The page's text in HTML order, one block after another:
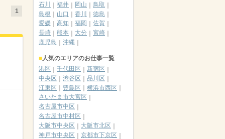
1
石川
福井 岡山
鳥取
島根
山口 香川
徳島
愛媛
高知 福岡
佐賀
長崎
熊本 大分
宮崎
鹿児島
沖縄
人気のエリアのお仕事一覧
港区
千代田区
新宿区
中央区
渋谷区
品川区
江東区
豊島区
横浜市西区
さいたま市大宮区
名古屋市中区
名古屋市中村区
大阪市中央区
大阪市北区
神戸市中央区
京都市下京区